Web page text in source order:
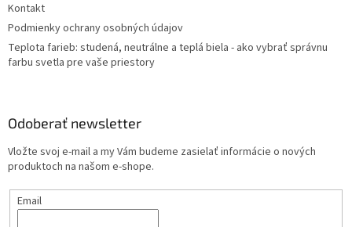
Kontakt
Podmienky ochrany osobných údajov
Teplota farieb: studená, neutrálne a teplá biela - ako vybrať správnu
farbu svetla pre vaše priestory
Odoberať newsletter
Vložte svoj e-mail a my Vám budeme zasielať informácie o nových
produktoch na našom e-shope.
Email